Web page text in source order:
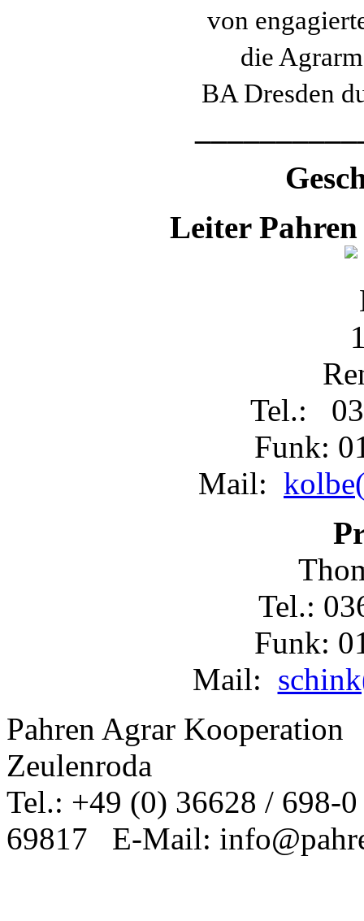
von
die
BA Dresden
Leiter
Tel.:
Funk:
Mail:
Tel.:
Funk:
Mail:
Pahren Agrar
Zeulenroda
Tel.: +49 (0) 36628 / 698-
69817 E-Mail: